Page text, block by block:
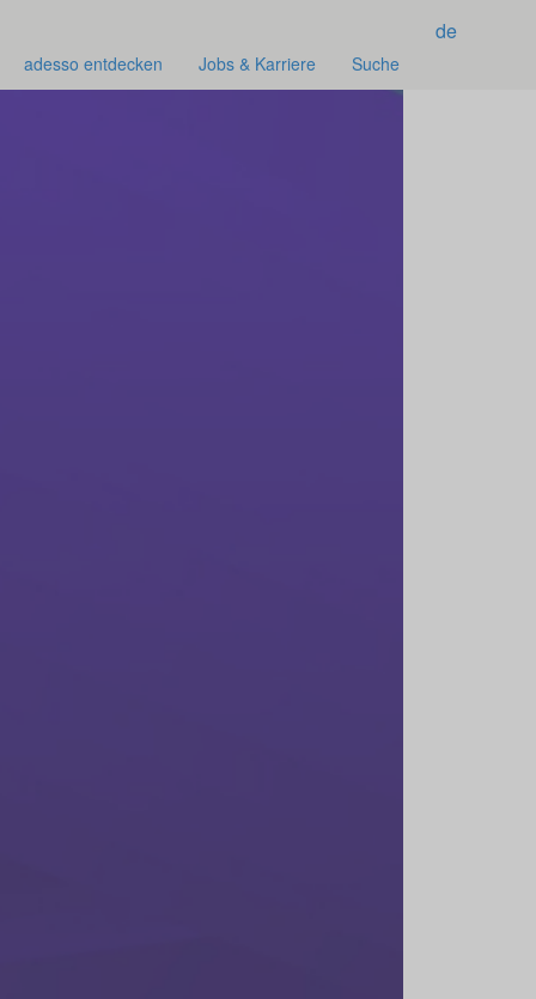
de
adesso entdecken Jobs & Karriere Suche